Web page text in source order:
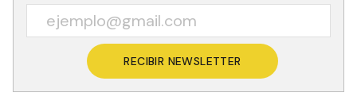
RECIBIR NEWSLETTER